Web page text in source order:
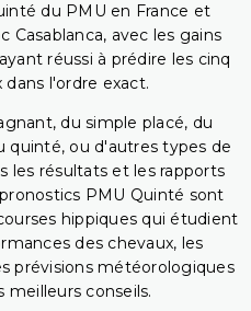
du PMU en France et
Casablanca, avec les gains
réussi à prédire les cinq
l'ordre exact.
du simple placé, du
quinté, ou d'autres types de
les résultats et les rapports
PMU Quinté sont
hippiques qui étudient
des chevaux, les
prévisions météorologiques
meilleurs conseils.